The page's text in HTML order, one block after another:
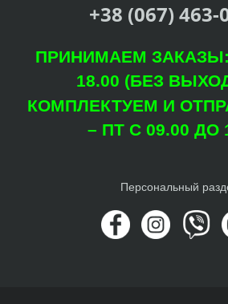
+38 (067) 463-
ПРИНИМАЕМ ЗАКАЗЫ:
18.00 (БЕЗ
КОМПЛЕКТУЕМ И
– ПТ С 09.00 ДО
Персональный